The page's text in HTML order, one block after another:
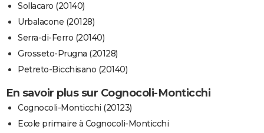
Sollacaro (20140)
Urbalacone (20128)
Serra-di-Ferro (20140)
Grosseto-Prugna (20128)
Petreto-Bicchisano (20140)
En savoir plus sur Cognocoli-Monticchi
Cognocoli-Monticchi (20123)
Ecole primaire à Cognocoli-Monticchi